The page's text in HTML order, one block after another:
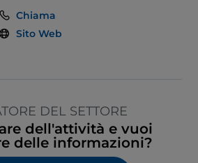
Chiama
Sito Web
DEL SETTORE
dell'attività e vuoi
delle informazioni?